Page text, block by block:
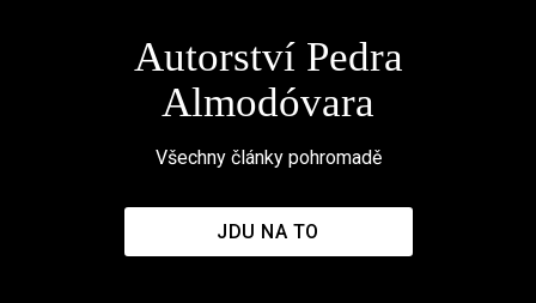
Autorství Pedra
Almodóvara
Všechny články pohromadě
JDU NA TO